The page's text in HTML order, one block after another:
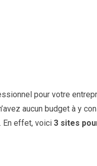
pour votre
aucun budget à y
En effet, voici 3 sites